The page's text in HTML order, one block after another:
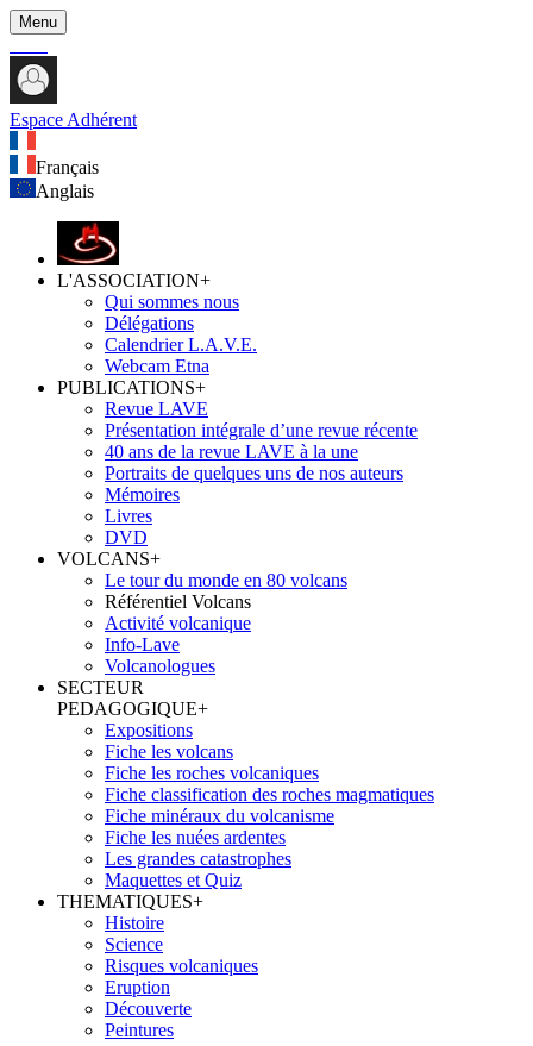
Menu
Espace Adhérent
Français
Anglais
L'ASSOCIATION+
Qui sommes nous
Délégations
Calendrier L.A.V.E.
Webcam Etna
PUBLICATIONS+
Revue LAVE
Présentation intégrale d’une revue récente
40 ans de la revue LAVE à la une
Portraits de quelques uns de nos auteurs
Mémoires
Livres
DVD
VOLCANS+
Le tour du monde en 80 volcans
Référentiel Volcans
Activité volcanique
Info-Lave
Volcanologues
SECTEUR
PEDAGOGIQUE+
Expositions
Fiche les volcans
Fiche les roches volcaniques
Fiche classification des roches magmatiques
Fiche minéraux du volcanisme
Fiche les nuées ardentes
Les grandes catastrophes
Maquettes et Quiz
THEMATIQUES+
Histoire
Science
Risques volcaniques
Eruption
Découverte
Peintures